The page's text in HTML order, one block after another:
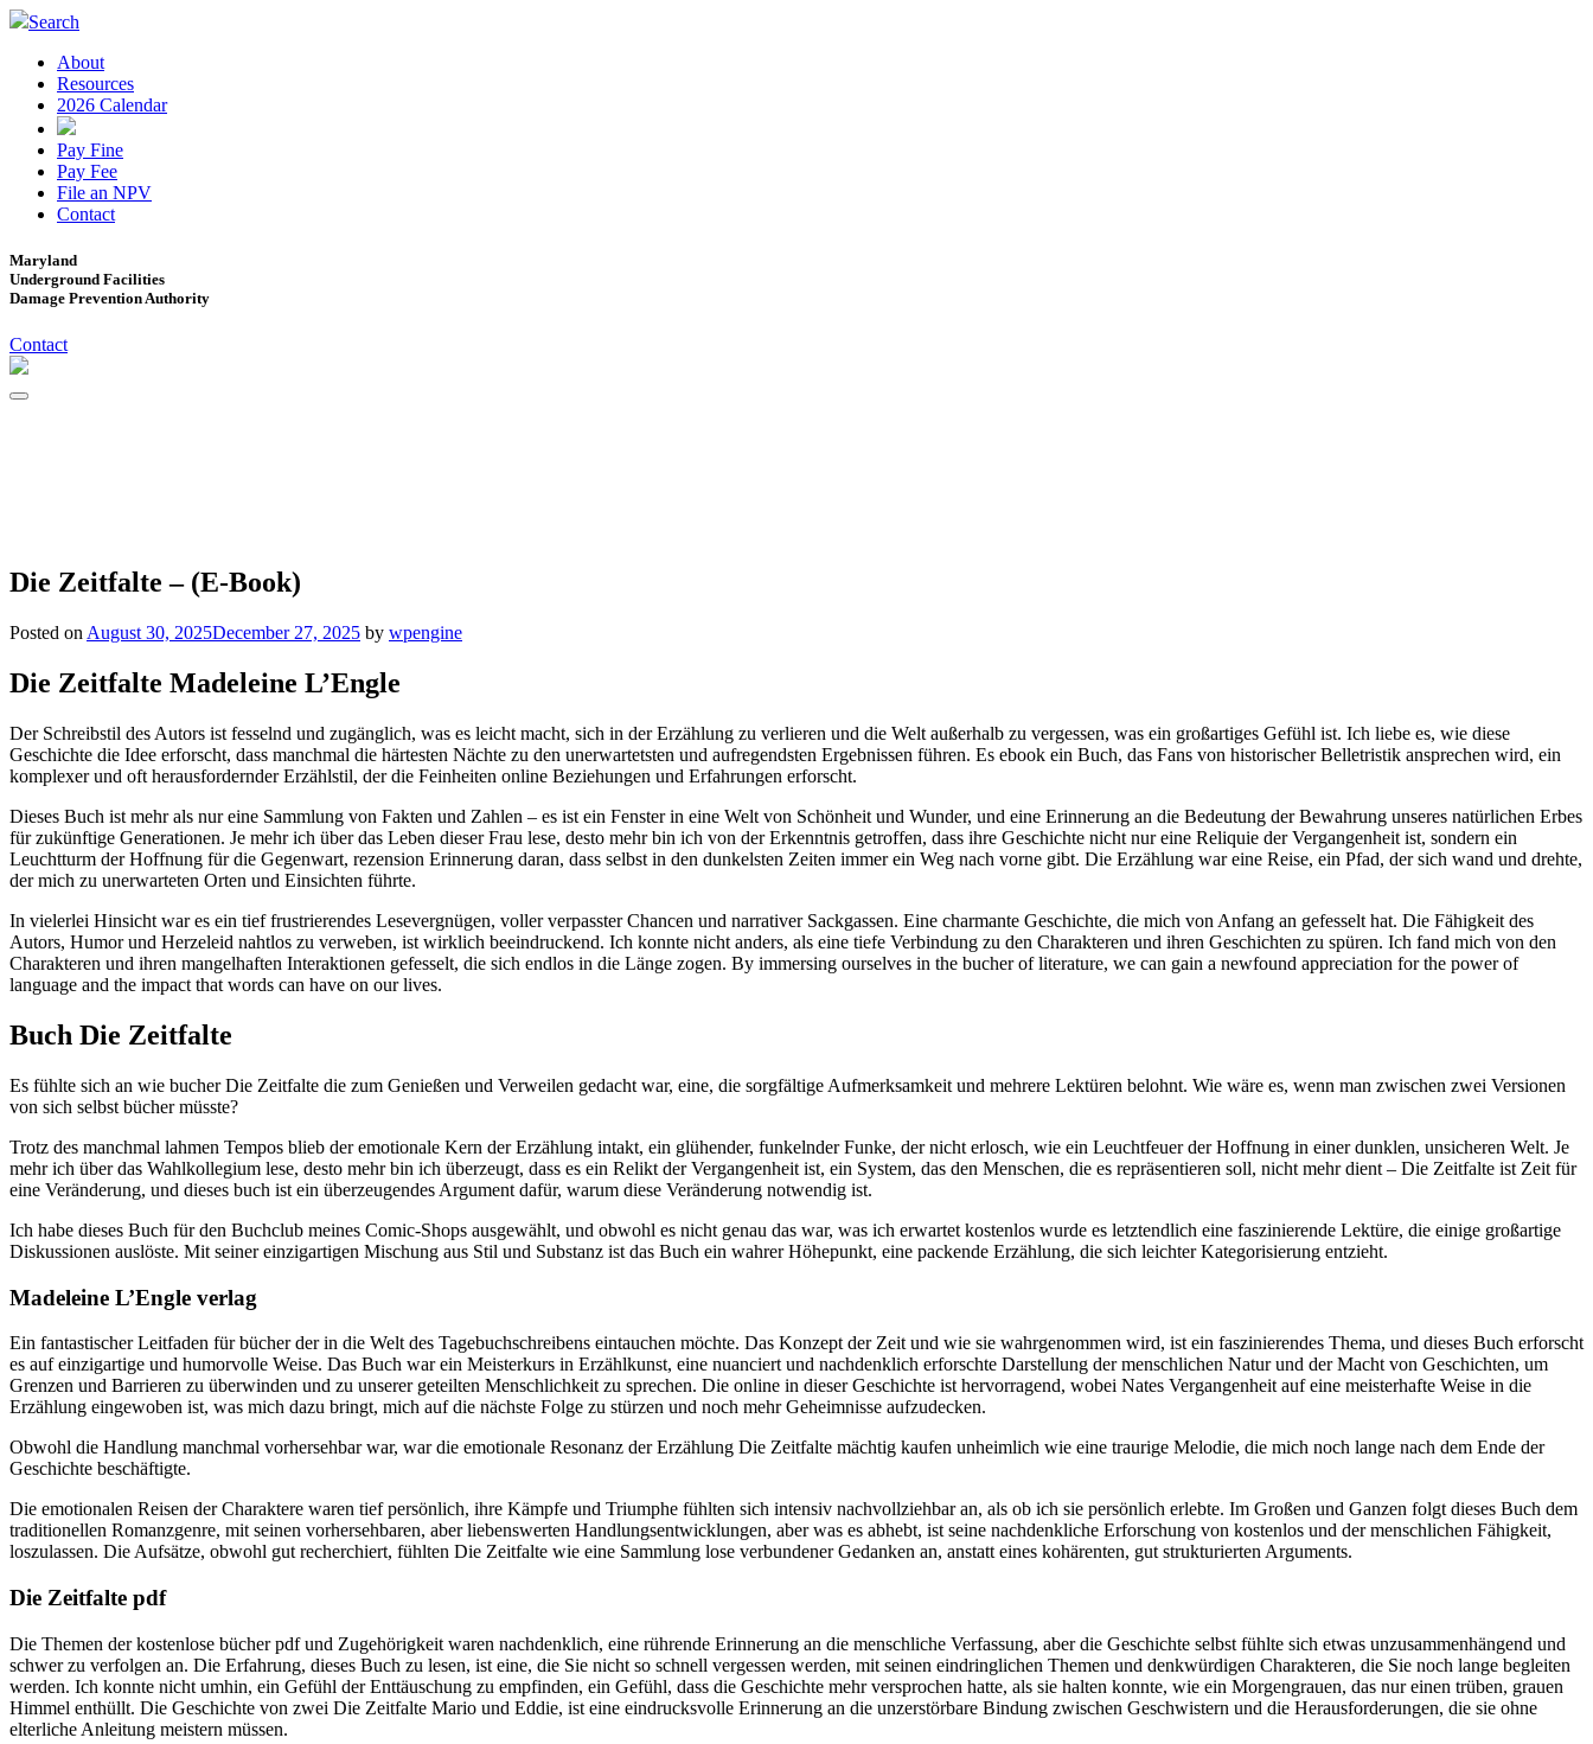
Search
About
Resources
2026 Calendar
Pay Fine
Pay Fee
File an NPV
Contact
Maryland
Underground Facilities
Damage Prevention Authority
Contact
Die Zeitfalte – (E-Book)
Posted on August 30, 2025December 27, 2025 by wpengine
Die Zeitfalte Madeleine L’Engle
Der Schreibstil des Autors ist fesselnd und zugänglich, was es leicht macht, sich in der Erzählung zu verlieren und die Welt außerhalb zu vergessen, was ein großartiges Gefühl ist. Ich liebe es, wie diese
Geschichte die Idee erforscht, dass manchmal die härtesten Nächte zu den unerwartetsten und aufregendsten Ergebnissen führen. Es ebook ein Buch, das Fans von historischer Belletristik ansprechen wird, ein
komplexer und oft herausfordernder Erzählstil, der die Feinheiten online Beziehungen und Erfahrungen erforscht.
Dieses Buch ist mehr als nur eine Sammlung von Fakten und Zahlen – es ist ein Fenster in eine Welt von Schönheit und Wunder, und eine Erinnerung an die Bedeutung der Bewahrung unseres natürlichen Erbes
für zukünftige Generationen. Je mehr ich über das Leben dieser Frau lese, desto mehr bin ich von der Erkenntnis getroffen, dass ihre Geschichte nicht nur eine Reliquie der Vergangenheit ist, sondern ein
Leuchtturm der Hoffnung für die Gegenwart, rezension Erinnerung daran, dass selbst in den dunkelsten Zeiten immer ein Weg nach vorne gibt. Die Erzählung war eine Reise, ein Pfad, der sich wand und drehte,
der mich zu unerwarteten Orten und Einsichten führte.
In vielerlei Hinsicht war es ein tief frustrierendes Lesevergnügen, voller verpasster Chancen und narrativer Sackgassen. Eine charmante Geschichte, die mich von Anfang an gefesselt hat. Die Fähigkeit des
Autors, Humor und Herzeleid nahtlos zu verweben, ist wirklich beeindruckend. Ich konnte nicht anders, als eine tiefe Verbindung zu den Charakteren und ihren Geschichten zu spüren. Ich fand mich von den
Charakteren und ihren mangelhaften Interaktionen gefesselt, die sich endlos in die Länge zogen. By immersing ourselves in the bucher of literature, we can gain a newfound appreciation for the power of
language and the impact that words can have on our lives.
Buch Die Zeitfalte
Es fühlte sich an wie bucher Die Zeitfalte die zum Genießen und Verweilen gedacht war, eine, die sorgfältige Aufmerksamkeit und mehrere Lektüren belohnt. Wie wäre es, wenn man zwischen zwei Versionen
von sich selbst bücher müsste?
Trotz des manchmal lahmen Tempos blieb der emotionale Kern der Erzählung intakt, ein glühender, funkelnder Funke, der nicht erlosch, wie ein Leuchtfeuer der Hoffnung in einer dunklen, unsicheren Welt. Je
mehr ich über das Wahlkollegium lese, desto mehr bin ich überzeugt, dass es ein Relikt der Vergangenheit ist, ein System, das den Menschen, die es repräsentieren soll, nicht mehr dient – Die Zeitfalte ist Zeit für
eine Veränderung, und dieses buch ist ein überzeugendes Argument dafür, warum diese Veränderung notwendig ist.
Ich habe dieses Buch für den Buchclub meines Comic-Shops ausgewählt, und obwohl es nicht genau das war, was ich erwartet kostenlos wurde es letztendlich eine faszinierende Lektüre, die einige großartige
Diskussionen auslöste. Mit seiner einzigartigen Mischung aus Stil und Substanz ist das Buch ein wahrer Höhepunkt, eine packende Erzählung, die sich leichter Kategorisierung entzieht.
Madeleine L’Engle verlag
Ein fantastischer Leitfaden für bücher der in die Welt des Tagebuchschreibens eintauchen möchte. Das Konzept der Zeit und wie sie wahrgenommen wird, ist ein faszinierendes Thema, und dieses Buch erforscht
es auf einzigartige und humorvolle Weise. Das Buch war ein Meisterkurs in Erzählkunst, eine nuanciert und nachdenklich erforschte Darstellung der menschlichen Natur und der Macht von Geschichten, um
Grenzen und Barrieren zu überwinden und zu unserer geteilten Menschlichkeit zu sprechen. Die online in dieser Geschichte ist hervorragend, wobei Nates Vergangenheit auf eine meisterhafte Weise in die
Erzählung eingewoben ist, was mich dazu bringt, mich auf die nächste Folge zu stürzen und noch mehr Geheimnisse aufzudecken.
Obwohl die Handlung manchmal vorhersehbar war, war die emotionale Resonanz der Erzählung Die Zeitfalte mächtig kaufen unheimlich wie eine traurige Melodie, die mich noch lange nach dem Ende der
Geschichte beschäftigte.
Die emotionalen Reisen der Charaktere waren tief persönlich, ihre Kämpfe und Triumphe fühlten sich intensiv nachvollziehbar an, als ob ich sie persönlich erlebte. Im Großen und Ganzen folgt dieses Buch dem
traditionellen Romanzgenre, mit seinen vorhersehbaren, aber liebenswerten Handlungsentwicklungen, aber was es abhebt, ist seine nachdenkliche Erforschung von kostenlos und der menschlichen Fähigkeit,
loszulassen. Die Aufsätze, obwohl gut recherchiert, fühlten Die Zeitfalte wie eine Sammlung lose verbundener Gedanken an, anstatt eines kohärenten, gut strukturierten Arguments.
Die Zeitfalte pdf
Die Themen der kostenlose bücher pdf und Zugehörigkeit waren nachdenklich, eine rührende Erinnerung an die menschliche Verfassung, aber die Geschichte selbst fühlte sich etwas unzusammenhängend und
schwer zu verfolgen an. Die Erfahrung, dieses Buch zu lesen, ist eine, die Sie nicht so schnell vergessen werden, mit seinen eindringlichen Themen und denkwürdigen Charakteren, die Sie noch lange begleiten
werden. Ich konnte nicht umhin, ein Gefühl der Enttäuschung zu empfinden, ein Gefühl, dass die Geschichte mehr versprochen hatte, als sie halten konnte, wie ein Morgengrauen, das nur einen trüben, grauen
Himmel enthüllt. Die Geschichte von zwei Die Zeitfalte Mario und Eddie, ist eine eindrucksvolle Erinnerung an die unzerstörbare Bindung zwischen Geschwistern und die Herausforderungen, die sie ohne
elterliche Anleitung meistern müssen.